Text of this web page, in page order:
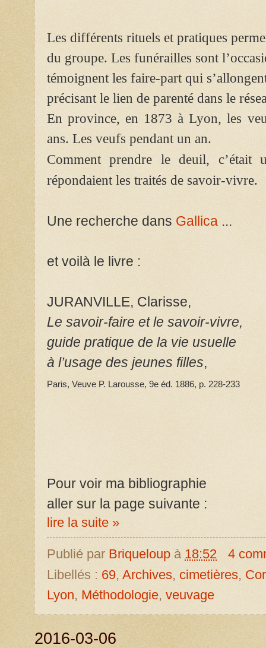
Les différents rituels et pratiques
du groupe. Les funérailles sont
témoignent les faire-part qui
précisant le lien de parenté dans le
En province, en 1873 à Lyon, les
ans. Les veufs pendant un an.
Comment prendre le deuil, c’était
répondaient les traités de savoir-vivre.
Une recherche dans Gallica ...
et voilà le livre :
JURANVILLE, Clarisse,
Le savoir-faire et le savoir-vivre,
guide pratique de la vie usuelle
à l’usage des jeunes filles,
Paris, Veuve P. Larousse, 9e éd. 1886, p. 228-233
Pour voir ma bibliographie
aller sur la page suivante :
lire la suite »
Publié par Briqueloup à 18:52
4
Libellés : 69, Archives, cimetières,
Lyon, Méthodologie, veuvage
2016-03-06